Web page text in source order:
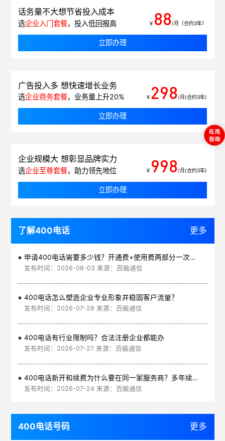
话务量不大想节省投入成本
选企业入门套餐，投入低回报高 ￥ 88/月（合约3年）
立即办理
广告投入多 想快速增长业务
选企业商务套餐，业务量上升20% ￥ 298/月(合约3年)
立即办理
企业规模大 想彰显品牌实力
选企业至尊套餐，助力领先地位 ￥ 998/月(合约3年)
立即办理
了解400电话 更多
申请400电话需要多少钱？开通费+使用费两部分一次讲清
发布时间：2026-08-03 来源：百脑通信
400电话怎么塑造企业专业形象并稳固客户流量？
发布时间：2026-07-28 来源：百脑通信
400电话有行业限制吗？合法注册企业都能办
发布时间：2026-07-27 来源：百脑通信
400电话新开和续费为什么要在同一家服务商？多年续费更划算
发布时间：2026-07-24 来源：百脑通信
400电话号码 更多